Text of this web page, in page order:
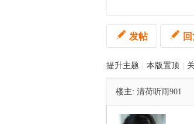
发帖
提升主题 本版置顶
楼主: 清荷听雨901